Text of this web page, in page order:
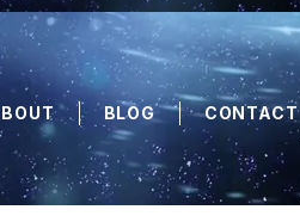
BLOG CONTACT